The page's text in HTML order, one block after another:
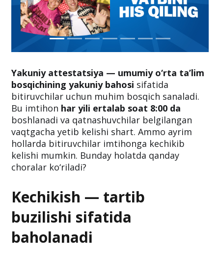
Yakuniy attestatsiya — umumiy o‘rta ta’lim
bosqichining yakuniy bahosi sifatida
bitiruvchilar uchun muhim bosqich sanaladi.
Bu imtihon har yili ertalab soat 8:00 da
boshlanadi va qatnashuvchilar belgilangan
vaqtgacha yetib kelishi shart. Ammo ayrim
hollarda bitiruvchilar imtihonga kechikib
kelishi mumkin. Bunday holatda qanday
choralar ko‘riladi?
Kechikish — tartib
buzilishi sifatida
baholanadi